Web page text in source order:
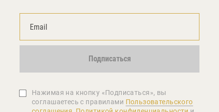
Подписаться
Нажимая на кнопку «Подписаться», вы
соглашаетеcь с правилами Пользовательского